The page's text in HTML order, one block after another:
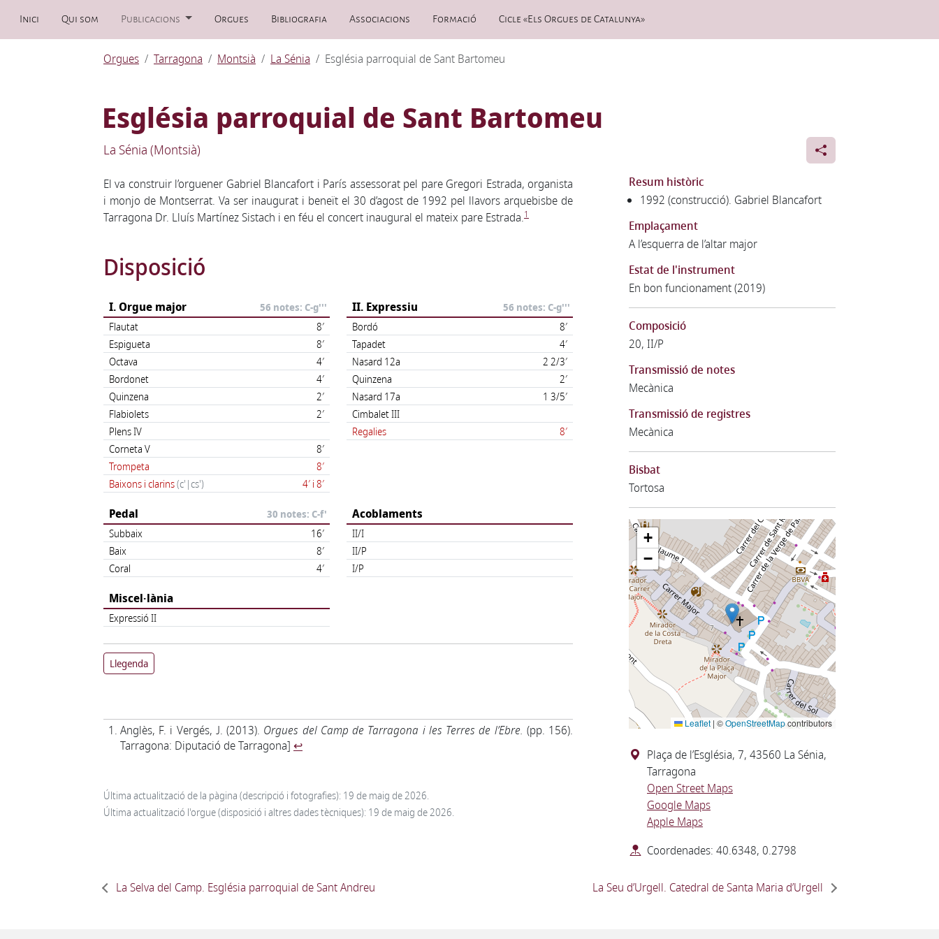
Inici Qui som Publicacions Orgues Bibliografia Associacions Formació Cicle «Els Orgues de Catalunya»
Orgues Tarragona Montsià La Sénia Església parroquial de Sant Bartomeu
Església parroquial de Sant Bartomeu
La Sénia (Montsià)
El va construir l’orguener Gabriel Blancafort i París assessorat pel pare Gregori Estrada, organista
i monjo de Montserrat. Va ser inaugurat i beneït el 30 d’agost de 1992 pel llavors arquebisbe de
Tarragona Dr. Lluís Martínez Sistach i en féu el concert inaugural el mateix pare Estrada.1
Disposició
I. Orgue major
56 notes: C-g'''
Flautat
8′
Espigueta
8′
Octava
4′
Bordonet
4′
Quinzena
2′
Flabiolets
2′
Plens IV
Corneta V
8′
Trompeta
8′
Baixons i clarins(c'|cs') 4′ i 8′
II. Expressiu
56 notes: C-g'''
Bordó
8′
Tapadet
4′
Nasard 12a
2 2/3′
Quinzena
2′
Nasard 17a
1 3/5′
Cimbalet III
Regalies
8′
Pedal
30 notes: C-f'
Subbaix
16′
Baix
8′
Coral
4′
Acoblaments
II/I
II/P
I/P
Miscel·lània
Expressió II
Llegenda
Anglès, F. i Vergés, J. (2013). Orgues del Camp de Tarragona i les Terres de l’Ebre. (pp. 156).
Tarragona: Diputació de Tarragona] ↩
Última actualització de la pàgina (descripció i fotografies): 19 de maig de 2026.
Última actualització l'orgue (disposició i altres dades tècniques): 19 de maig de 2026.
Resum històric
1992 (construcció). Gabriel Blancafort
Emplaçament
A l’esquerra de l’altar major
Estat de l'instrument
En bon funcionament (2019)
Composició
20, II/P
Transmissió de notes
Mecànica
Transmissió de registres
Mecànica
Bisbat
Tortosa
+
−
Leaflet | ©OpenStreetMapcontributors
Plaça de l’Església, 7, 43560 La Sénia,
Tarragona
Open Street Maps
Google Maps
Apple Maps
Coordenades: 40.6348, 0.2798
La Selva del Camp. Església parroquial de Sant Andreu La Seu d’Urgell. Catedral de Santa Maria d’Urgell